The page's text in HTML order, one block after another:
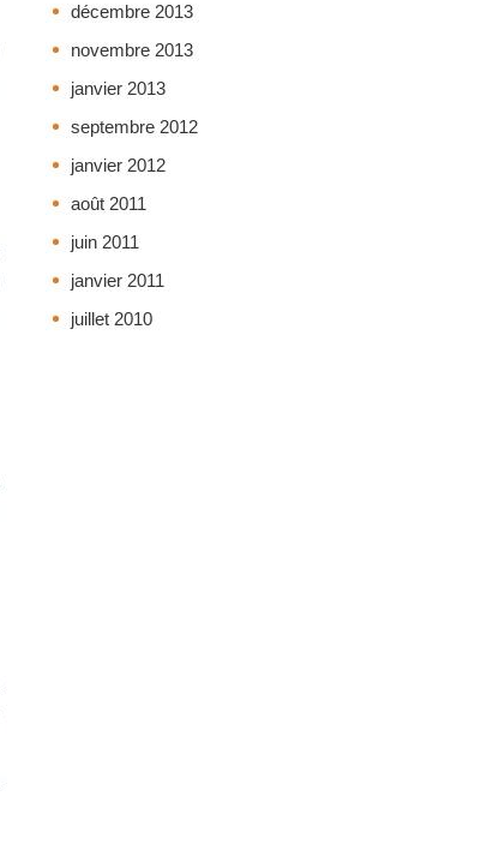
décembre 2013
novembre 2013
janvier 2013
septembre 2012
janvier 2012
août 2011
juin 2011
janvier 2011
juillet 2010